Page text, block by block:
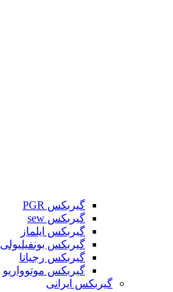
گیربکس PGR
گیربکس sew
گیربکس ایلماز
گیربکس بونفیلیولی
گیربکس رجیانا
گیربکس موتوواریو
گیربکس ایرانی